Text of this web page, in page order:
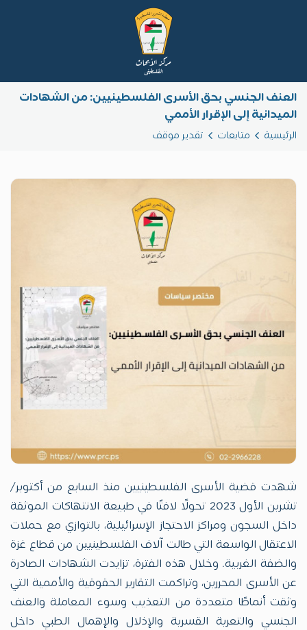
العنف الجنسي بحق الأسرى الفلسطينيين: من الشهادات
الميدانية إلى الإقرار الأممي
الرئيسية متابعات تقدير موقف
شهدت قضية الأسرى الفلسطينيين منذ السابع من أكتوبر/
تشرين الأول 2023 تحولًا لافتًا في طبيعة الانتهاكات الموثقة
داخل السجون ومراكز الاحتجاز الإسرائيلية، بالتوازي مع حملات
الاعتقال الواسعة التي طالت آلاف الفلسطينيين من قطاع غزة
والضفة الغربية. وخلال هذه الفترة، تزايدت الشهادات الصادرة
عن الأسرى المحررين، وتراكمت التقارير الحقوقية والأممية التي
وثقت أنماطًا متعددة من التعذيب وسوء المعاملة والعنف
الجنسي والتعرية القسرية والإذلال والإهمال الطبي داخل